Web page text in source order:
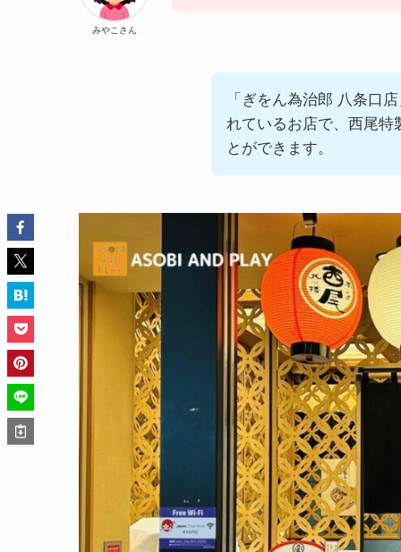
みやこさん
「ぎをん為治郎 八条口
れているお店で、西尾特
とができます。